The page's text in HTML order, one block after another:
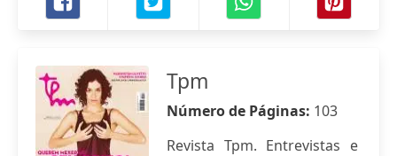
Tpm
Número de Páginas: 103
Revista Tpm. Entrevistas e